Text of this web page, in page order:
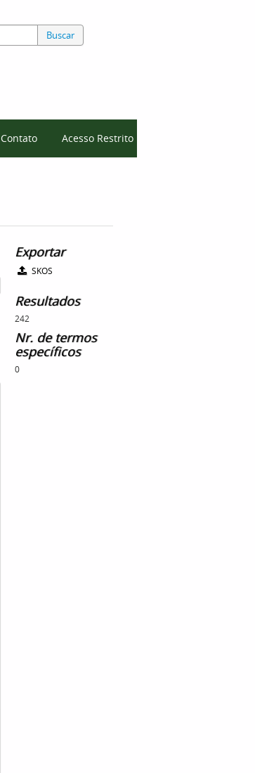
Buscar
Contato Acesso Restrito
Exportar
SKOS
Resultados
242
Nr. de termos
específicos
0